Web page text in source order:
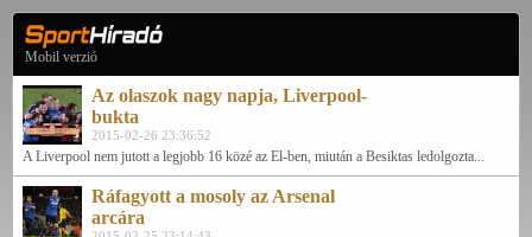
Mobil verzió
Az olaszok nagy napja, Liverpool-
bukta
2015-02-26 23:36:52
A Liverpool nem jutott a legjobb 16 közé az El-ben, miután a Besiktas ledolgozta...
Ráfagyott a mosoly az Arsenal
arcára